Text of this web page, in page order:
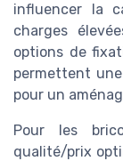
influencer la
charges
options de
permettent
pour un
Pour les
qualité/prix